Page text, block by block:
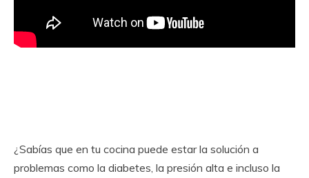
¿Sabías que en tu cocina puede estar la solución a
problemas como la diabetes, la presión alta e incluso la